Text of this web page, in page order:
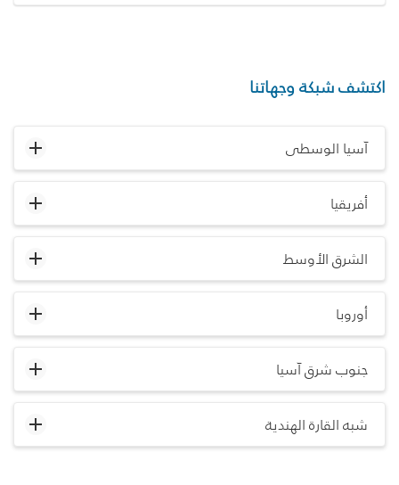
اكتشف شبكة وجهاتنا
آسيا الوسطى
أفريقيا
الشرق الأوسط
أوروبا
جنوب شرق آسيا
شبه القارة الهندية